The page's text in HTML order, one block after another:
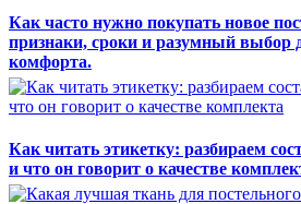
Как часто нужно покупать новое
признаки, сроки и разумный выбор
комфорта.
Как читать этикетку: разбираем
и что он говорит о качестве